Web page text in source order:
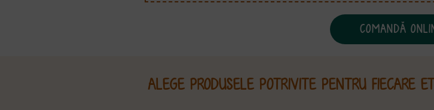
COMANDĂ
ALEGE PRODUSELE POTRIVITE PENTRU FIECARE